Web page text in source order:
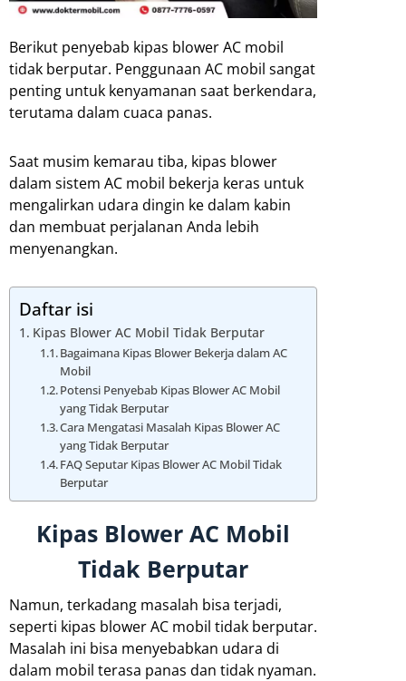
Berikut penyebab kipas blower AC mobil
tidak berputar. Penggunaan AC mobil sangat
penting untuk kenyamanan saat berkendara,
terutama dalam cuaca panas.
Saat musim kemarau tiba, kipas blower
dalam sistem AC mobil bekerja keras untuk
mengalirkan udara dingin ke dalam kabin
dan membuat perjalanan Anda lebih
menyenangkan.
Daftar isi
Kipas Blower AC Mobil Tidak Berputar
Bagaimana Kipas Blower Bekerja dalam AC
Mobil
Potensi Penyebab Kipas Blower AC Mobil
yang Tidak Berputar
Cara Mengatasi Masalah Kipas Blower AC
yang Tidak Berputar
FAQ Seputar Kipas Blower AC Mobil Tidak
Berputar
Kipas Blower AC Mobil
Tidak Berputar
Namun, terkadang masalah bisa terjadi,
seperti kipas blower AC mobil tidak berputar.
Masalah ini bisa menyebabkan udara di
dalam mobil terasa panas dan tidak nyaman.